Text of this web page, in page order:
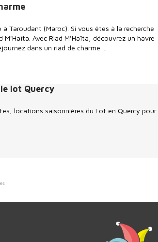
Taroudant (Maroc). Si vous êtes à la recherche
M'Haïta. Avec Riad M'Haïta, découvrez un havre
dans un riad de charme ...
lot Quercy
locations saisonnières du Lot en Quercy pour